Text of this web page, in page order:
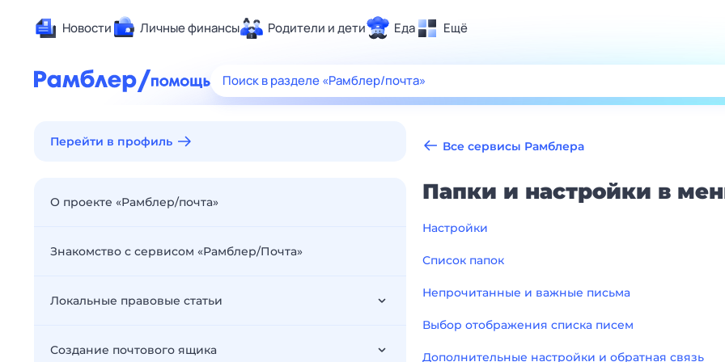
Новости Личные финансы Родители и дети Еда Ещё
Здоровье
Развлечения и отдых
Технологии и тренды
Жизненные ситуации
Поиск
ТВ-программа
Помощь
Поиск в разделе «Рамблер/почта»
Перейти в профиль
О проекте «Рамблер/почта»
Знакомство с сервисом «Рамблер/Почта»
Локальные правовые статьи
Создание почтового ящика
Все сервисы Рамблера
Папки и настройки в
Настройки
Список папок
Непрочитанные и важные письма
Выбор отображения списка писем
Дополнительные настройки и обратная связь